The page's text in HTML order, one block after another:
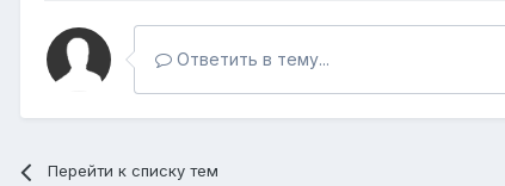
Ответить в тему...
Перейти к списку тем